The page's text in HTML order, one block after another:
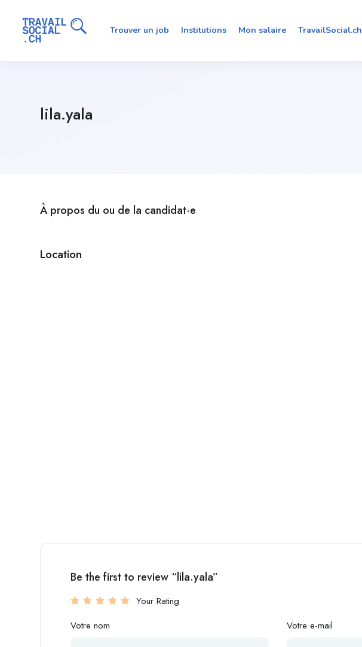
Trouver un job Institutions Mon salaire TravailSocial.ch
lila.yala
À propos du ou de la candidat·e
Location
Be the first to review “lila.yala”
Your Rating
Votre nom
Votre e-mail